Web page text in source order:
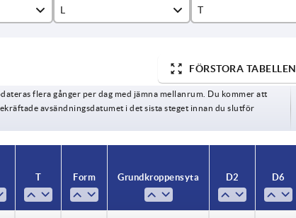
L
25
T
12
14
22
FÖRSTORA TABELLEN
flera gånger per dag med jämna mellanrum. Du kommer att
avsändningsdatumet i det sista steget innan du slutför
T Form Grundkroppens yta D2 D6